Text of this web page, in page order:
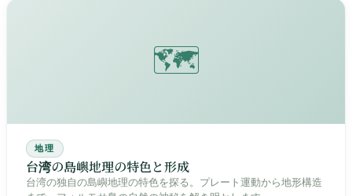
🗺️
地理
台湾の島嶼地理の特色と形成
台湾の独自の島嶼地理の特色を探る。プレート運動から地形構造